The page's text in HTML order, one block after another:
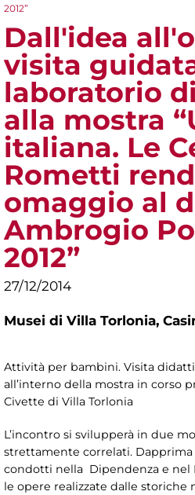
2012”
Dall'idea
visita
laboratorio
alla mostra
italiana. Le
Rometti
omaggio al
Ambrogio
2012”
27/12/2014
Musei di Villa Torlonia,
Attività per bambini. Visita
all’interno della mostra in corso
Civette di Villa Torlonia
L’incontro si svilupperà in due
strettamente correlati.
condotti nella Dipendenza e nel
le opere realizzate dalle storiche